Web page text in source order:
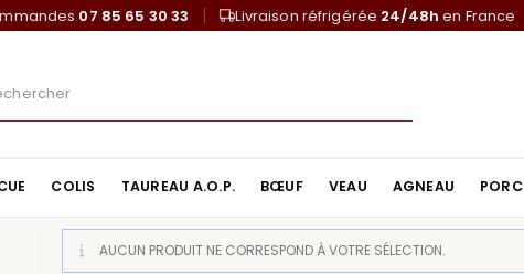
07 85 65 30 33 Livraison réfrigérée 24/48h en France
COLIS TAUREAU A.O.P. BŒUF VEAU AGNEAU PORC
AUCUN PRODUIT NE CORRESPOND À VOTRE SÉLECTION.